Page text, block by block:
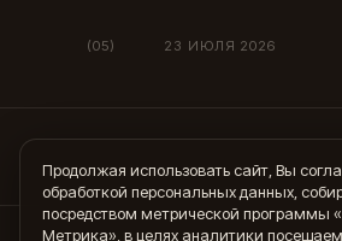
(05) 23 ИЮЛЯ 2026
Продолжая использовать сайт, Вы
обработкой персональных данных,
посредством метрической программы
Метрика», в целях аналитики